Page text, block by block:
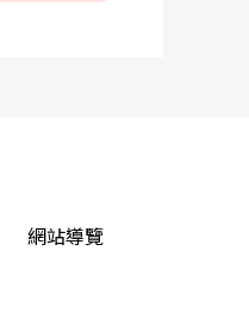
網站導覽